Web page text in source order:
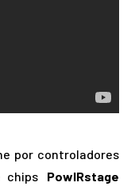
por controladores
chips PowIRstage